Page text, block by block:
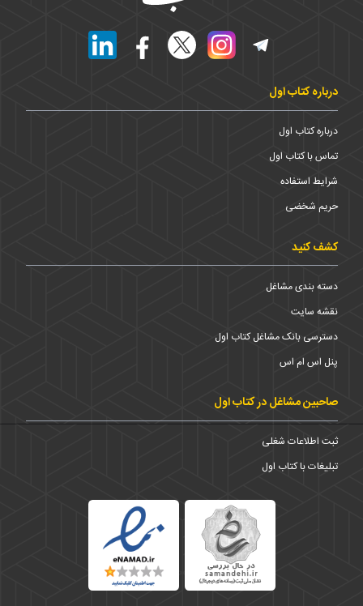
درباره کتاب اول
درباره کتاب اول
تماس با کتاب اول
شرایط استفاده
حریم شخضی
کشف کنید
دسته بندی مشاغل
نقشه سایت
دسترسی بانک مشاغل کتاب اول
پنل اس ام اس
صاحبین مشاغل در کتاب اول
ثبت اطلاعات شغلی
تبلیغات با کتاب اول